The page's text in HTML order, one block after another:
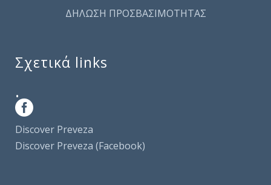
ΔΗΛΩΣΗ ΠΡΟΣΒΑΣΙΜΟΤΗΤΑΣ
Σχετικά links
.
Discover Preveza
Discover Preveza (Facebook)